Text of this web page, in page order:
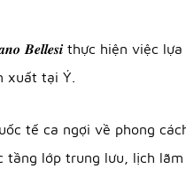
𝑩𝒆𝒍𝒍𝒆𝒔𝒊 thực hiện việc
xuất tại Ý.
tế ca ngợi về phong
tầng lớp trung lưu, lịch lãm